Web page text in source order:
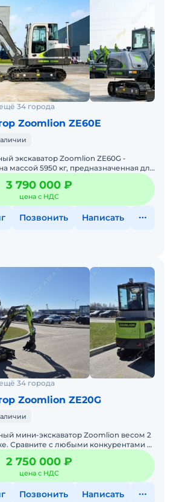
34 города
Zoomlion ZE60E
экскаватор Zoomlion ZE60G -
массой 5950 кг, предназначенная для
дорожных, коммунальных и
3 790 000 ₽
цена с НДС
Позвонить Написать
34 города
Zoomlion ZE20G
мини-экскаватор Zoomlion весом 2
Сравните с любыми конкурентами и
Приглашаем на тест-драйв н
2 750 000 ₽
цена с НДС
Позвонить Написать